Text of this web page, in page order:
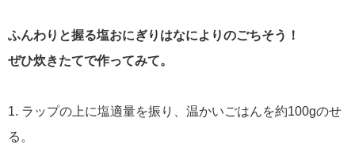
ふんわりと握る塩おにぎりはなによりのごちそう！
ぜひ炊きたてで作ってみて。
1. ラップの上に塩適量を振り、温かいごはんを約100gのせ
る。